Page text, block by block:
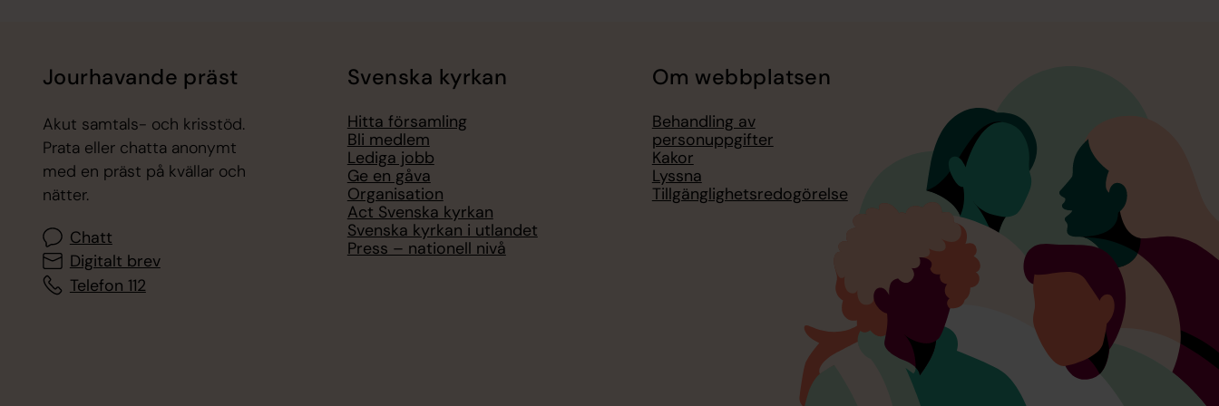
Jourhavande präst
Akut samtals- och krisstöd.
Prata eller chatta anonymt
med en präst på kvällar och
nätter.
Chatt
Digitalt brev
Telefon 112
Svenska kyrkan
Hitta församling
Bli medlem
Lediga jobb
Ge en gåva
Organisation
Act Svenska kyrkan
Svenska kyrkan i utlandet
Press – nationell nivå
Om webbplatsen
Behandling av
personuppgifter
Kakor
Lyssna
Tillgänglighetsredogörelse